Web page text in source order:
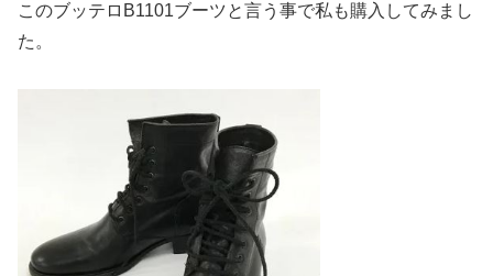
このブッテロB1101ブーツと言う事で私も購入してみまし
た。